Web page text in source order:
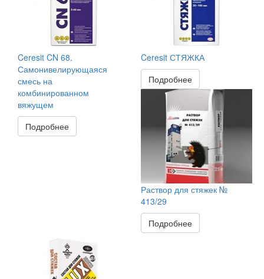
Ceresit CN 68.
Самонивелирующаяся
смесь на
комбинированном
вяжущем
Подробнее
Ceresit СТЯЖКА
Подробнее
Раствор для стяжек №
413/29
Подробнее